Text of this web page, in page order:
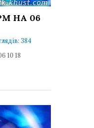
НА 06
384
18